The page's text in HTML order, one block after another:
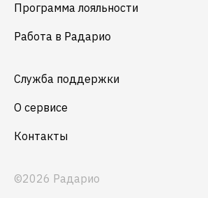
Программа лояльности
Работа в Радарио
Служба поддержки
О сервисе
Контакты
©2026 Радарио